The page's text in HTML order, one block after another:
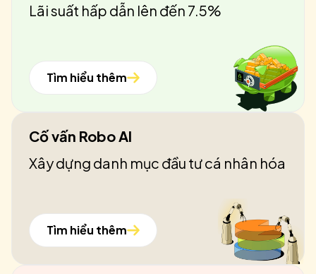
Lãi suất hấp dẫn lên đến 7.5%
Tìm hiểu thêm
Cố vấn Robo AI
Xây dựng danh mục đầu tư cá nhân hóa
Tìm hiểu thêm